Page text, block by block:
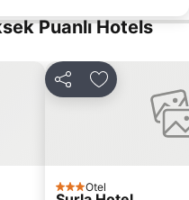
Alaçatı Marina
İskelesi
Puanlı Hotels
Paylaş Favorilerime
3 Yıldız
Otel